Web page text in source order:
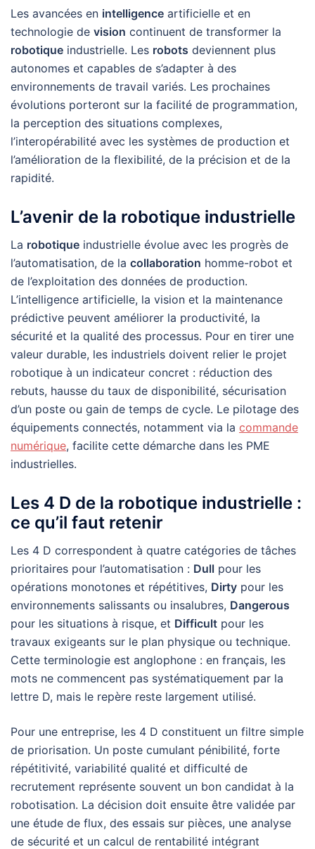
Les avancées en intelligence artificielle et en
technologie de vision continuent de transformer la
robotique industrielle. Les robots deviennent plus
autonomes et capables de s’adapter à des
environnements de travail variés. Les prochaines
évolutions porteront sur la facilité de programmation,
la perception des situations complexes,
l’interopérabilité avec les systèmes de production et
l’amélioration de la flexibilité, de la précision et de la
rapidité.
L’avenir de la robotique industrielle
La robotique industrielle évolue avec les progrès de
l’automatisation, de la collaboration homme-robot et
de l’exploitation des données de production.
L’intelligence artificielle, la vision et la maintenance
prédictive peuvent améliorer la productivité, la
sécurité et la qualité des processus. Pour en tirer une
valeur durable, les industriels doivent relier le projet
robotique à un indicateur concret : réduction des
rebuts, hausse du taux de disponibilité, sécurisation
d’un poste ou gain de temps de cycle. Le pilotage des
équipements connectés, notamment via la commande
numérique, facilite cette démarche dans les PME
industrielles.
Les 4 D de la robotique industrielle :
ce qu’il faut retenir
Les 4 D correspondent à quatre catégories de tâches
prioritaires pour l’automatisation : Dull pour les
opérations monotones et répétitives, Dirty pour les
environnements salissants ou insalubres, Dangerous
pour les situations à risque, et Difficult pour les
travaux exigeants sur le plan physique ou technique.
Cette terminologie est anglophone : en français, les
mots ne commencent pas systématiquement par la
lettre D, mais le repère reste largement utilisé.
Pour une entreprise, les 4 D constituent un filtre simple
de priorisation. Un poste cumulant pénibilité, forte
répétitivité, variabilité qualité et difficulté de
recrutement représente souvent un bon candidat à la
robotisation. La décision doit ensuite être validée par
une étude de flux, des essais sur pièces, une analyse
de sécurité et un calcul de rentabilité intégrant